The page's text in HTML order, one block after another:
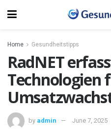
Home Gesundheitstipps
RadNET
Technologien
by admin June 7, 2025